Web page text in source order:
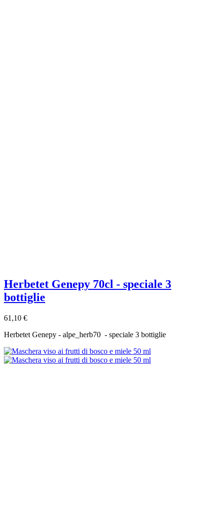
Herbetet Genepy 70cl - speciale 3
bottiglie
61,10 €
Herbetet Genepy - alpe_herb70 - speciale 3 bottiglie